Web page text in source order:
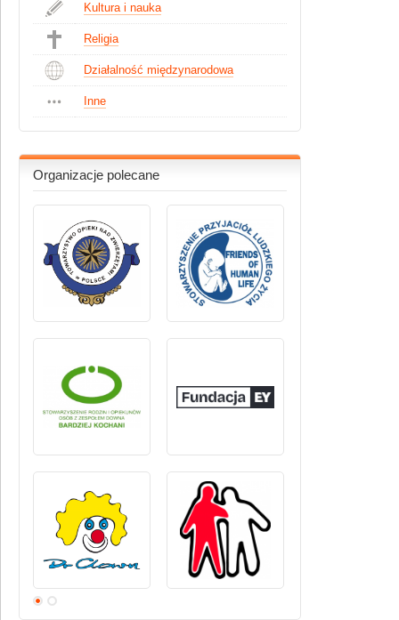
Kultura i nauka
Religia
Działalność międzynarodowa
Inne
Organizacje polecane